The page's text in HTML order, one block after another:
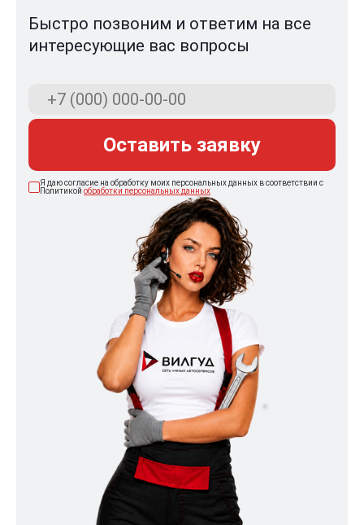
Быстро позвоним и ответим на все
интересующие вас вопросы
Оставить заявку
Я даю согласие на обработку моих персональных данных в соответствии с
Политикой обработки персональных данных